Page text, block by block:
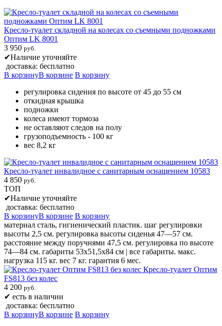
Кресло-туалет складной на колесах со съемными подножками
Оптим LK 8001
3 950 руб.
✔Наличие уточняйте
доставка: бесплатно
В корзинуВ корзине В корзину
регулировка сидения по высоте от 45 до 55 см
откидная крышка
подножки
колеса имеют тормоза
не оставляют следов на полу
грузоподъемность - 100 кг
вес 8,2 кг
Кресло-туалет инвалидное с санитарным оснащением 10583
4 850 руб.
ТОП
✔Наличие уточняйте
доставка: бесплатно
В корзинуВ корзине В корзину
материал сталь, гигиенический пластик. шаг регулировки
высоты 2,5 см. регулировка высоты сиденья 47—57 см.
расстояние между поручнями 47,5 см. регулировка по высоте
74—84 см. габариты 53х51,5х84 см | все габариты. макс.
нагрузка 115 кг. вес 7 кг. гарантия 6 мес.
Кресло-туалет Оптим
FS813 без колес
4 200 руб.
✔ есть в наличии
доставка: бесплатно
В корзинуВ корзине В корзину